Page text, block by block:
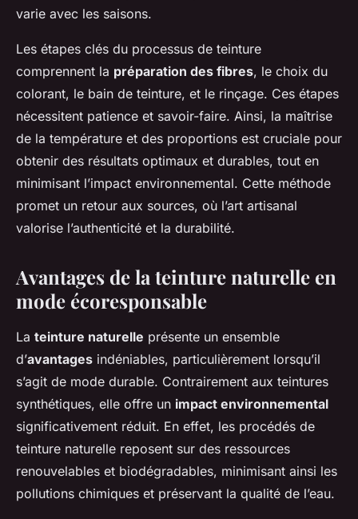
varie avec les saisons.
Les étapes clés du processus de teinture
comprennent la préparation des fibres, le choix du
colorant, le bain de teinture, et le rinçage. Ces étapes
nécessitent patience et savoir-faire. Ainsi, la maîtrise
de la température et des proportions est cruciale pour
obtenir des résultats optimaux et durables, tout en
minimisant l’impact environnemental. Cette méthode
promet un retour aux sources, où l’art artisanal
valorise l’authenticité et la durabilité.
Avantages de la teinture naturelle en
mode écoresponsable
La teinture naturelle présente un ensemble
d’avantages indéniables, particulièrement lorsqu’il
s’agit de mode durable. Contrairement aux teintures
synthétiques, elle offre un impact environnemental
significativement réduit. En effet, les procédés de
teinture naturelle reposent sur des ressources
renouvelables et biodégradables, minimisant ainsi les
pollutions chimiques et préservant la qualité de l’eau.